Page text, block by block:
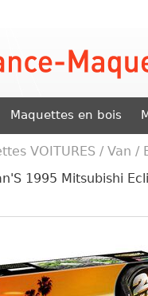
Maquettes en bois
VOITURES / Van /
1995 Mitsubishi